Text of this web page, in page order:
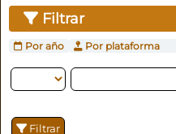
Filtrar
Por año Por plataforma
Filtrar